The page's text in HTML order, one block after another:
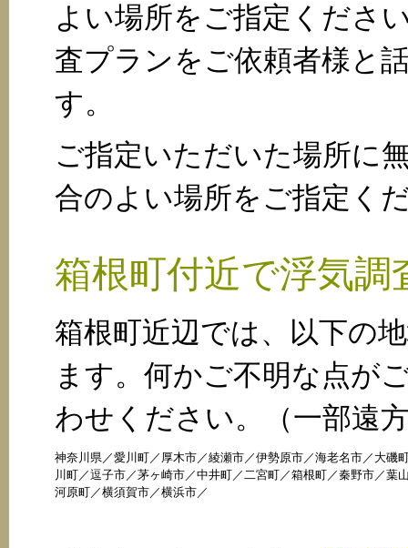
よい場所をご指定くださ
査プランをご依頼者様と
す。
ご指定いただいた場所に
合のよい場所をご指定く
箱根町付近で浮気調
箱根町近辺では、以下の
ます。何かご不明な点が
わせください。（一部遠
神奈川県／愛川町／ 厚木市／綾瀬市／伊勢原市／海老名市／ 大磯
川町／逗子市／茅ヶ崎市／中井町／二宮町／箱根町／秦野市／葉
河原町／横須賀市／横浜市／